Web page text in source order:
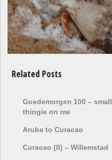
Related Posts
Goedemorgen 100 – small
thingie on me
Aruba to Curacao
Curacao (II) – Willemstad